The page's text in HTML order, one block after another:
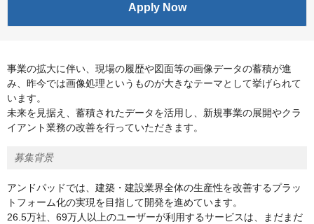
Apply Now
事業の拡大に伴い、現場の履歴や図面等の画像データの蓄積が進
み、昨今では画像処理というものが大きなテーマとして挙げられて
います。
未来を見据え、蓄積されたデータを活用し、新規事業の展開やクラ
イアント業務の改善を行っていただきます。
募集背景
アンドパッドでは、建築・建設業界全体の生産性を改善するプラッ
トフォーム化の実現を目指して開発を進めています。
26.5万社、69万人以上のユーザーが利用するサービスは、まだまだ